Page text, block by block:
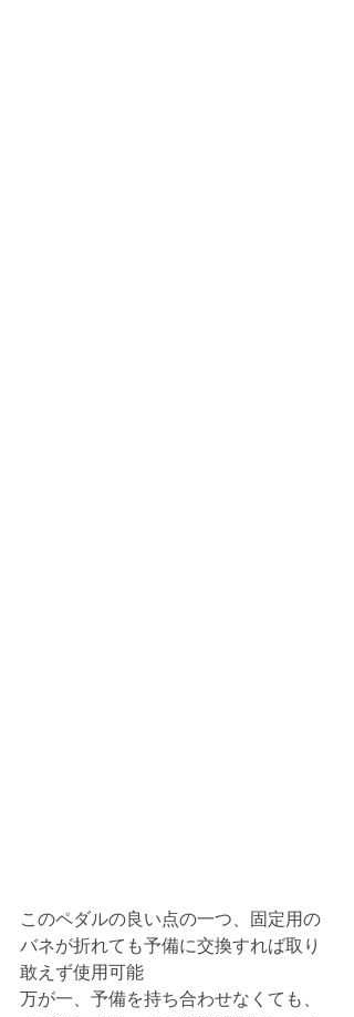
このペダルの良い点の一つ、固定用の
バネが折れても予備に交換すれば取り
敢えず使用可能
万が一、予備を持ち合わせなくても、